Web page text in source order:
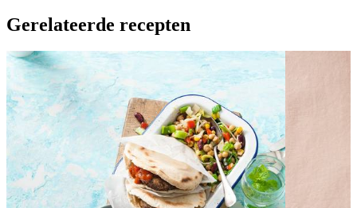
Gerelateerde recepten